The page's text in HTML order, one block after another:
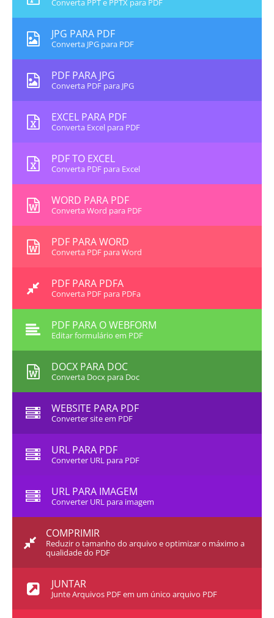
Converta PPT e PPTX para PDF
JPG PARA PDF
Converta JPG para PDF
PDF PARA JPG
Converta PDF para JPG
EXCEL PARA PDF
Converta Excel para PDF
PDF TO EXCEL
Converta PDF para Excel
WORD PARA PDF
Converta Word para PDF
PDF PARA WORD
Converta PDF para Word
PDF PARA PDFA
Converta PDF para PDFa
PDF PARA O WEBFORM
Editar formulário em PDF
DOCX PARA DOC
Converta Docx para Doc
WEBSITE PARA PDF
Converter site em PDF
URL PARA PDF
Converter URL para PDF
URL PARA IMAGEM
Converter URL para imagem
COMPRIMIR
Reduzir o tamanho do arquivo e optimizar o máximo a
qualidade do PDF
JUNTAR
Junte Arquivos PDF em um único arquivo PDF